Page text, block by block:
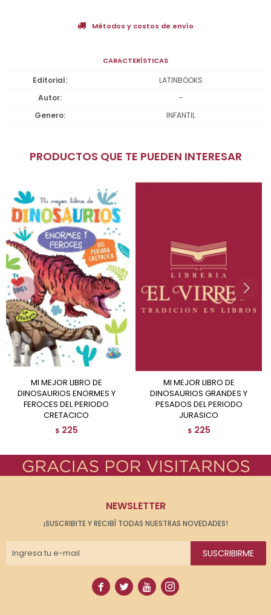
Métodos y costos de envío
CARACTERÍSTICAS
Editorial
LATINBOOKS
Autor
-
Genero
INFANTIL
PRODUCTOS QUE TE PUEDEN INTERESAR
MI MEJOR LIBRO DE
DINOSAURIOS ENORMES Y
FEROCES DEL PERIODO
CRETACICO
$ 225
MI MEJOR LIBRO DE
DINOSAURIOS GRANDES Y
PESADOS DEL PERIODO
JURASICO
$ 225
NEWSLETTER
¡SUSCRIBITE Y RECIBÍ TODAS NUESTRAS NOVEDADES!
SUSCRIBIRME
   